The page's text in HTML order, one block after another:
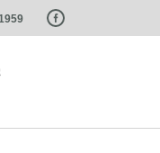
high in the of the page